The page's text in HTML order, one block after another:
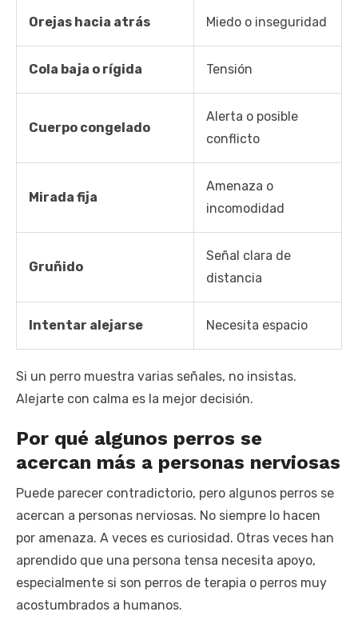
Orejas hacia atrás Miedo o inseguridad
Cola baja o rígida Tensión
Cuerpo congelado
Alerta o posible
conflicto
Mirada fija
Amenaza o
incomodidad
Gruñido
Señal clara de
distancia
Intentar alejarse Necesita espacio
Si un perro muestra varias señales, no insistas.
Alejarte con calma es la mejor decisión.
Por qué algunos perros se
acercan más a personas nerviosas
Puede parecer contradictorio, pero algunos perros se
acercan a personas nerviosas. No siempre lo hacen
por amenaza. A veces es curiosidad. Otras veces han
aprendido que una persona tensa necesita apoyo,
especialmente si son perros de terapia o perros muy
acostumbrados a humanos.